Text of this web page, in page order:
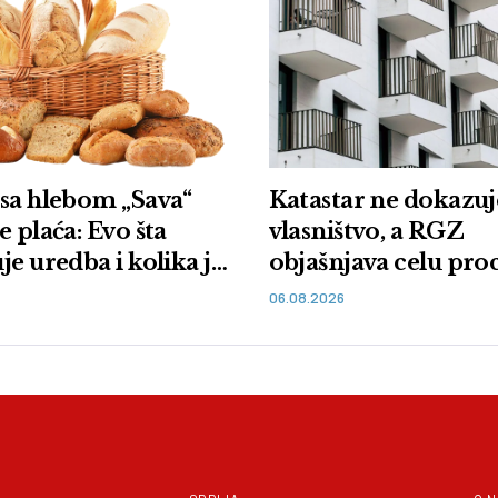
hlebom „Sava“
plaća: Evo šta
uredba i kolika je
Katastar ne
vlasništvo, a RGZ
objašnjava celu
06.08.2026